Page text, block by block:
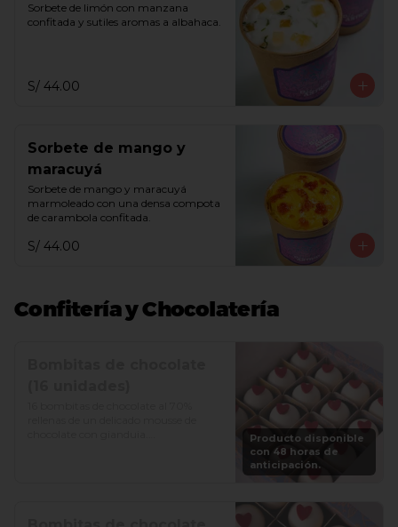
Sorbete de limón con manzana
confitada y sutiles aromas a albahaca.
S/ 44.00
Sorbete de mango y
maracuyá
Sorbete de mango y maracuyá
marmoleado con una densa compota
de carambola confitada.
S/ 44.00
Confitería y Chocolatería
Producto disponible
con 48 horas de
anticipación.